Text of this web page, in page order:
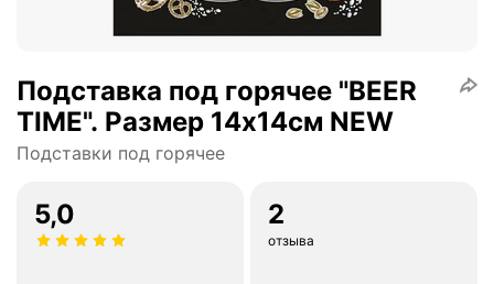
Подставка под горячее "BEER
TIME". Размер 14х14см NEW
Подставки под горячее
5,0 2
отзыва